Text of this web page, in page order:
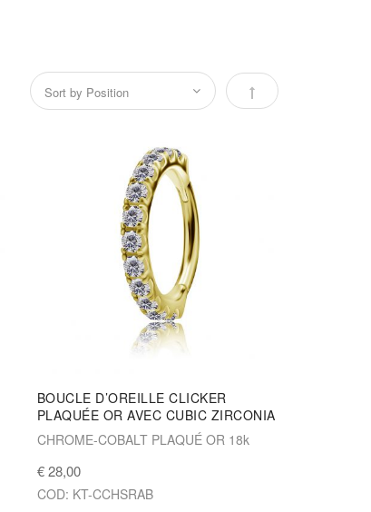
Par ordre
BOUCLE D’OREILLE CLICKER
PLAQUÉE OR AVEC CUBIC ZIRCONIA
CHROME-COBALT PLAQUÉ OR 18k
€ 28,00
COD: KT-CCHSRAB